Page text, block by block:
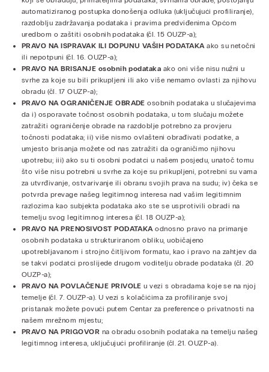
automatiziranog postupka donošenja odluka (uključujući profiliranje),
razdoblju zadržavanja podataka i pravima predviđenima Općom
uredbom o zaštiti osobnih podataka (čl. 15 OUZP-a);
PRAVO NA ISPRAVAK ILI DOPUNU VAŠIH PODATAKAako su netočni
ili nepotpuni (čl. 16. OUZP-a);
PRAVO NA BRISANJE osobnih podataka ako oni više nisu nužni u
svrhe za koje su bili prikupljeni ili ako više nemamo ovlasti za njihovu
obradu (čl. 17 OUZP-a);
PRAVO NA OGRANIČENJE OBRADE osobnih podataka u slučajevima
da i) osporavate točnost osobnih podataka, u tom slučaju možete
zatražiti ograničenje obrade na razdoblje potrebno za provjeru
točnosti podataka; ii) više nismo ovlašteni obrađivati podatke, a
umjesto brisanja možete od nas zatražiti da ograničimo njihovu
upotrebu; iii) ako su ti osobni podatci u našem posjedu, unatoč tomu
što više nisu potrebni u svrhe za koje su prikupljeni, potrebni su vama
za utvrđivanje, ostvarivanje ili obranu svojih prava na sudu; iv) čeka se
potvrda prevage našeg legitimnog interesa nad vašim legitimnim
razlozima kao subjekta podataka ako ste se usprotivili obradi na
temelju svog legitimnog interesa (čl. 18 OUZP-a);
PRAVO NA PRENOSIVOST PODATAKAodnosno pravo na primanje
osobnih podataka u strukturiranom obliku, uobičajeno
upotrebljavanom i strojno čitljivom formatu, kao i pravo na zahtjev da
se takvi podatci proslijede drugom voditelju obrade podataka (čl. 20
OUZP-a);
PRAVO NA POVLAČENJE PRIVOLE u vezi s obradama koje se na njoj
temelje (čl. 7. OUZP-a). U vezi s kolačićima za profiliranje svoj
pristanak možete povući putem Centar za preference o privatnosti na
našem mrežnom mjestu;
PRAVO NA PRIGOVOR na obradu osobnih podataka na temelju našeg
legitimnog interesa, uključujući profiliranje (čl. 21. OUZP-a).